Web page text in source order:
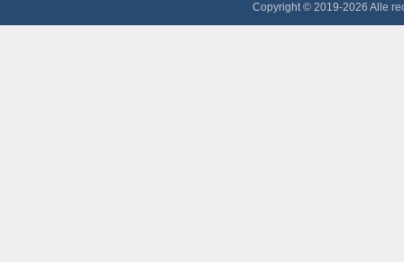
Copyright © 2019-2026 Alle